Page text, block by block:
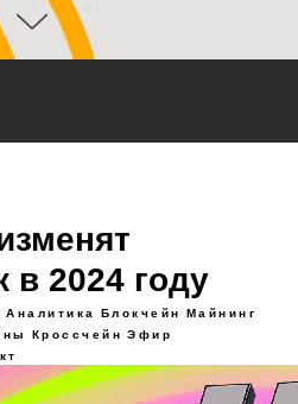
в 2024 году
Аналитика Блокчейн
Майнинг
Кроссчейн Эфир